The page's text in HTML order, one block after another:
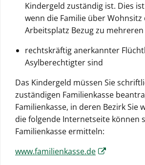
Kindergeld zuständig ist. Dies
wenn die Familie über Wohnsitz
Arbeitsplatz Bezug zu mehreren
rechtskräftig anerkannter
Asylberechtigter sind
Das Kindergeld müssen Sie
zuständigen Familienkasse
Familienkasse, in deren Bezirk Sie
die folgende Internetseite können
Familienkasse ermitteln:
www.familienkasse.de